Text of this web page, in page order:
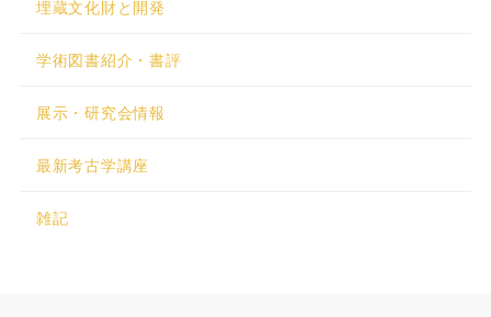
埋蔵文化財と開発
学術図書紹介・書評
展示・研究会情報
最新考古学講座
雑記